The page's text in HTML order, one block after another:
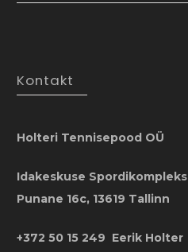
Kontakt
Holteri Tennisepood OÜ
Idakeskuse Spordikompleks
Punane 16c, 13619 Tallinn
+372 50 15 249 Eerik Holter